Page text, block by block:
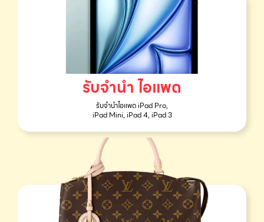
รับจำนำ ไอแพด
รับจำนำไอแพด iPad Pro,
iPad Mini, iPad 4, iPad 3